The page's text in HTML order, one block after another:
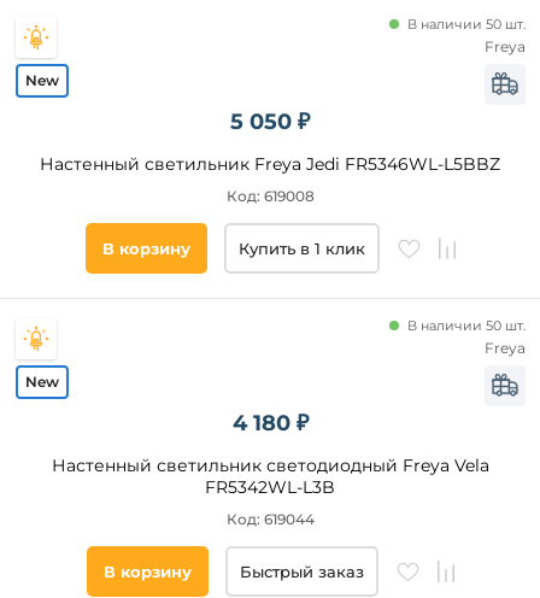
5 050 ₽
Настенный светильник Freya Jedi FR5346WL-L5BBZ
В наличии 50 шт.
Код: 619008
Freya
В корзину Купить в 1 клик
4 180 ₽
Настенный светильник светодиодный Freya Vela
FR5342WL-L3B
В наличии 50 шт.
Код: 619044
Freya
В корзину Быстрый заказ